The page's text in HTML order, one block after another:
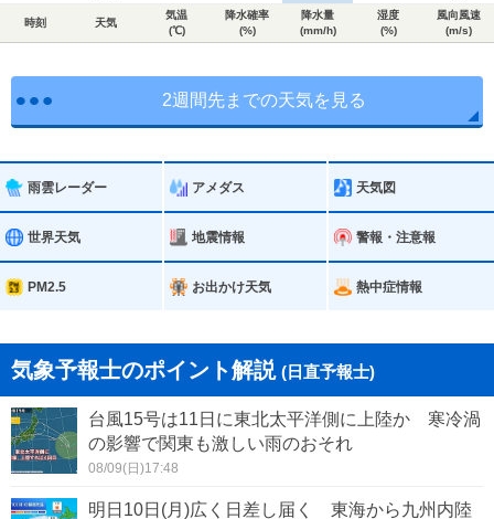
時刻 天気
気温
(℃)
降水確率
(%)
降水量
(mm/h)
湿度
(%)
風向風速
(m/s)
2週間先までの天気を見る
雨雲レーダー アメダス 天気図
世界天気 地震情報 警報・注意報
PM2.5 お出かけ天気 熱中症情報
気象予報士のポイント解説 (日直予報士)
台風15号は11日に東北太平洋側に上陸か 寒冷渦
の影響で関東も激しい雨のおそれ
08/09(日)17:48
明日10日(月)広く日差し届く 東海から九州内陸